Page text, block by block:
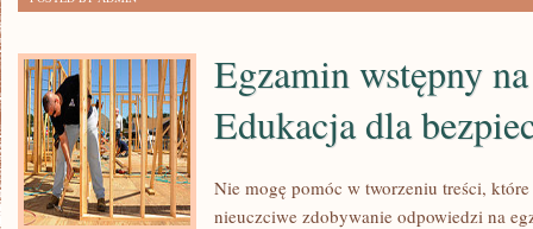
Egzamin wstępny
Edukacja dla
Nie mogę pomóc w tworzeniu treści,
nieuczciwe zdobywanie odpowiedzi na